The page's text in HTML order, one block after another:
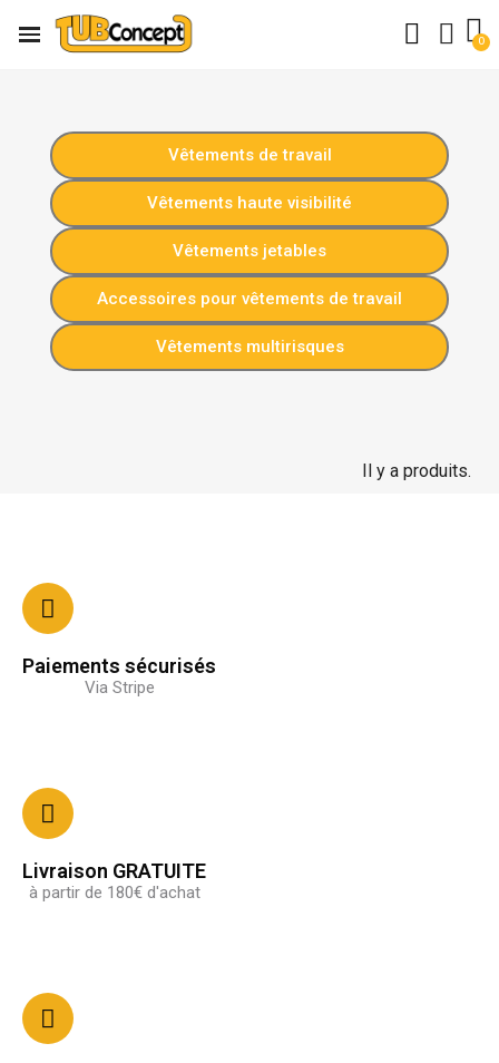
Vêtements de travail
Vêtements haute visibilité
Vêtements jetables
Accessoires pour vêtements de travail
Vêtements multirisques
Il y a produits.
Paiements sécurisés
Via Stripe
Livraison GRATUITE
à partir de 180€ d'achat